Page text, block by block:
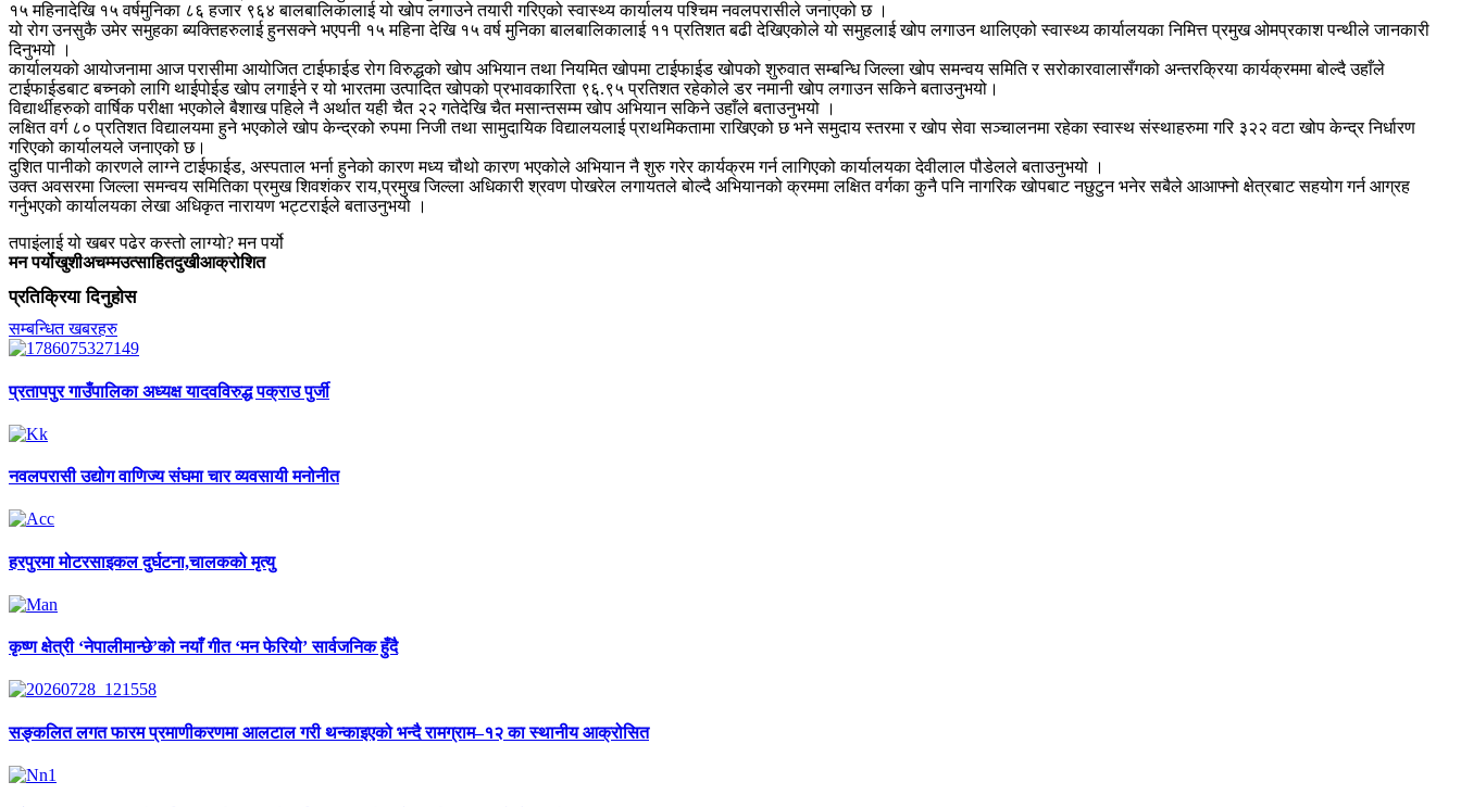
१५ महिनादेखि १५ वर्षमुनिका ८६ हजार ९६४ बालबालिकालाई यो खोप लगाउने तयारी गरिएको स्वास्थ्य कार्यालय पश्चिम नवलपरासीले जनाएको छ ।
यो रोग उनसुकै उमेर समुहका ब्यक्तिहरुलाई हुनसक्ने भएपनी १५ महिना देखि १५ वर्ष मुनिका बालबालिकालाई ११ प्रतिशत बढी देखिएकोले यो समुहलाई खोप लगाउन थालिएको स्वास्थ्य कार्यालयका निमित्त प्रमुख ओमप्रकाश पन्थीले जानकारी
दिनुभयो ।
कार्यालयको आयोजनामा आज परासीमा आयोजित टाईफाईड रोग विरुद्धको खोप अभियान तथा नियमित खोपमा टाईफाईड खोपको शुरुवात सम्बन्धि जिल्ला खोप समन्वय समिति र सरोकारवालासँगको अन्तरक्रिया कार्यक्रममा बोल्दै उहाँले
टाईफाईडबाट बच्नको लागि थाईपोईड खोप लगाईने र यो भारतमा उत्पादित खोपको प्रभावकारिता ९६.९५ प्रतिशत रहेकोले डर नमानी खोप लगाउन सकिने बताउनुभयो।
विद्यार्थीहरुको वार्षिक परीक्षा भएकोले बैशाख पहिले नै अर्थात यही चैत २२ गतेदेखि चैत मसान्तसम्म खोप अभियान सकिने उहाँले बताउनुभयो ।
लक्षित वर्ग ८० प्रतिशत विद्यालयमा हुने भएकोले खोप केन्द्रको रुपमा निजी तथा सामुदायिक विद्यालयलाई प्राथमिकतामा राखिएको छ भने समुदाय स्तरमा र खोप सेवा सञ्चालनमा रहेका स्वास्थ संस्थाहरुमा गरि ३२२ वटा खोप केन्द्र निर्धारण
गरिएको कार्यालयले जनाएको छ।
दुशित पानीको कारणले लाग्ने टाईफाईड, अस्पताल भर्ना हुनेको कारण मध्य चौथो कारण भएकोले अभियान नै शुरु गरेर कार्यक्रम गर्न लागिएको कार्यालयका देवीलाल पौडेलले बताउनुभयो ।
उक्त अवसरमा जिल्ला समन्वय समितिका प्रमुख शिवशंकर राय,प्रमुख जिल्ला अधिकारी श्रवण पोखरेल लगायतले बोल्दै अभियानको क्रममा लक्षित वर्गका कुनै पनि नागरिक खोपबाट नछुटुन भनेर सबैले आआफ्नो क्षेत्रबाट सहयोग गर्न आग्रह
गर्नुभएको कार्यालयका लेखा अधिकृत नारायण भट्टराईले बताउनुभयो ।
तपाइंलाई यो खबर पढेर कस्तो लाग्यो? मन पर्यो
मन पर्योखुशीअचम्मउत्साहितदुखीआक्रोशित
प्रतिक्रिया दिनुहोस
सम्बन्धित खबरहरु
प्रतापपुर गाउँपालिका अध्यक्ष यादवविरुद्ध पक्राउ पुर्जी
नवलपरासी उद्योग वाणिज्य संघमा चार व्यवसायी मनोनीत
हरपुरमा मोटरसाइकल दुर्घटना,चालकको मृत्यु
कृष्ण क्षेत्री ‘नेपालीमान्छे’को नयाँ गीत ‘मन फेरियो’ सार्वजनिक हुँदै
सङ्कलित लगत फारम प्रमाणीकरणमा आलटाल गरी थन्काइएको भन्दै रामग्राम–१२ का स्थानीय आक्रोसित